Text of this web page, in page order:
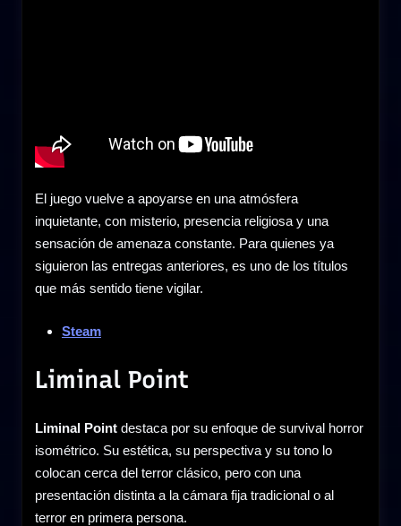
El juego vuelve a apoyarse en una atmósfera
inquietante, con misterio, presencia religiosa y una
sensación de amenaza constante. Para quienes ya
siguieron las entregas anteriores, es uno de los títulos
que más sentido tiene vigilar.
Steam
Liminal Point
Liminal Point destaca por su enfoque de survival horror
isométrico. Su estética, su perspectiva y su tono lo
colocan cerca del terror clásico, pero con una
presentación distinta a la cámara fija tradicional o al
terror en primera persona.